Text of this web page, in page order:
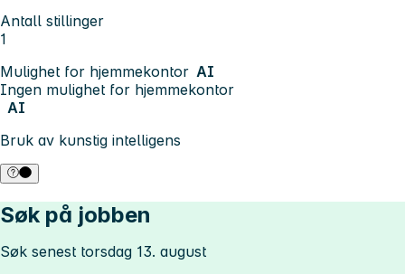
Antall stillinger
1
Mulighet for hjemmekontor AI
Ingen mulighet for hjemmekontor
AI
Bruk av kunstig intelligens
Søk på jobben
Søk senest torsdag 13. august